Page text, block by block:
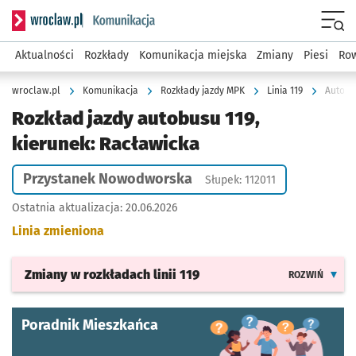
Serwis informacyjny wroclaw.pl podserwis: Komunikacja
Aktualności Rozkłady Komunikacja miejska Zmiany Piesi
wroclaw.pl Komunikacja Rozkłady jazdy MPK Linia 119
Rozkład jazdy autobusu 119,
kierunek: Racławicka
Przystanek Nowodworska Słupek: 112011
Ostatnia aktualizacja: 20.06.2026
Linia zmieniona
Zmiany w rozkładach linii 119 ROZWIŃ
Poradnik Mieszkańca